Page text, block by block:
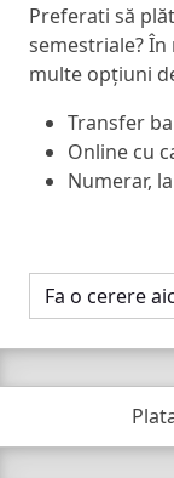
Preferati să
semestriale?
multe opțiuni
Transfer
Online cu
Numerar,
Fa o cerere